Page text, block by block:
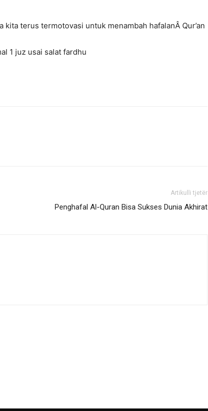
kita terus termotovasi untuk menambah hafalanÂ Qur’an
1 juz usai salat fardhu
Artikulli tjetër
Penghafal Al-Quran Bisa Sukses Dunia Akhirat